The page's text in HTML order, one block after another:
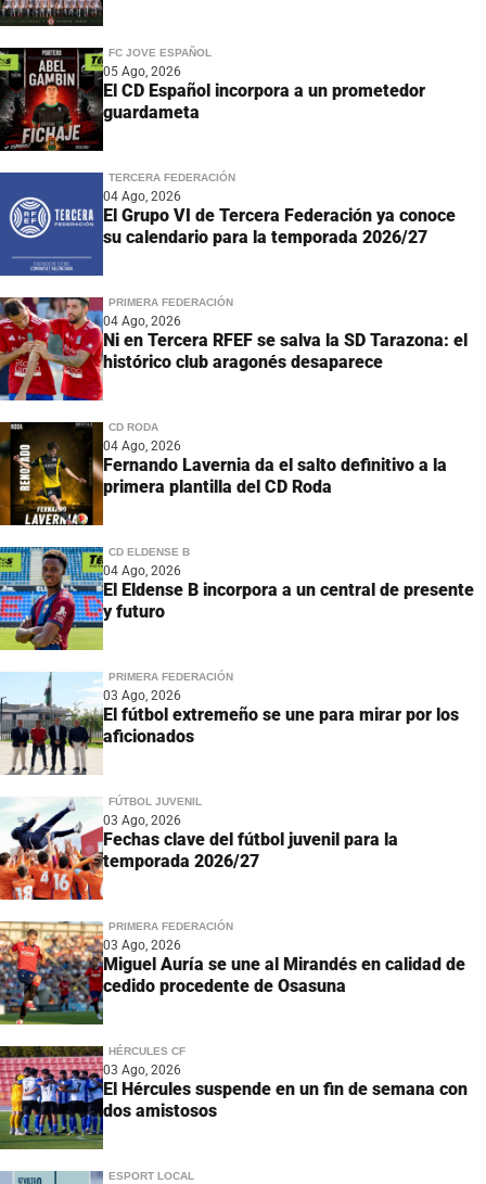
FC JOVE ESPAÑOL
05 Ago, 2026
El CD Español incorpora a un prometedor
guardameta
TERCERA FEDERACIÓN
04 Ago, 2026
El Grupo VI de Tercera Federación ya conoce
su calendario para la temporada 2026/27
PRIMERA FEDERACIÓN
04 Ago, 2026
Ni en Tercera RFEF se salva la SD Tarazona: el
histórico club aragonés desaparece
CD RODA
04 Ago, 2026
Fernando Lavernia da el salto definitivo a la
primera plantilla del CD Roda
CD ELDENSE B
04 Ago, 2026
El Eldense B incorpora a un central de presente
y futuro
PRIMERA FEDERACIÓN
03 Ago, 2026
El fútbol extremeño se une para mirar por los
aficionados
FÚTBOL JUVENIL
03 Ago, 2026
Fechas clave del fútbol juvenil para la
temporada 2026/27
PRIMERA FEDERACIÓN
03 Ago, 2026
Miguel Auría se une al Mirandés en calidad de
cedido procedente de Osasuna
HÉRCULES CF
03 Ago, 2026
El Hércules suspende en un fin de semana con
dos amistosos
ESPORT LOCAL